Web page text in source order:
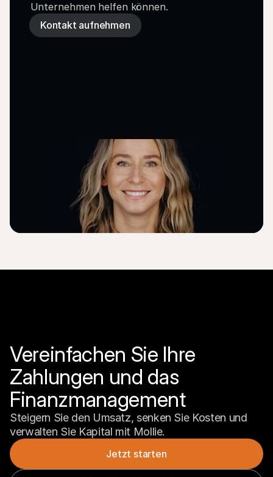
Unternehmen helfen können.
Kontakt aufnehmen
Vereinfachen Sie Ihre
Zahlungen und das
Finanzmanagement
Steigern Sie den Umsatz, senken Sie Kosten und
verwalten Sie Kapital mit Mollie.
Jetzt starten